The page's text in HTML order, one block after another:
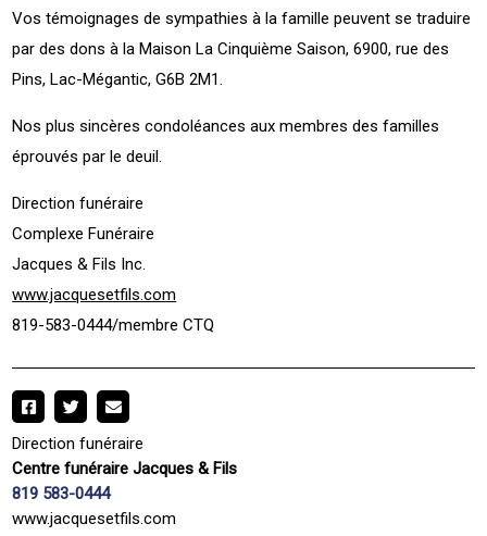
Vos témoignages de sympathies à la famille peuvent se traduire
par des dons à la Maison La Cinquième Saison, 6900, rue des
Pins, Lac-Mégantic, G6B 2M1.
Nos plus sincères condoléances aux membres des familles
éprouvés par le deuil.
Direction funéraire
Complexe Funéraire
Jacques & Fils Inc.
www.jacquesetfils.com
819-583-0444/membre CTQ
Direction funéraire
Centre funéraire Jacques & Fils
819 583-0444
www.jacquesetfils.com